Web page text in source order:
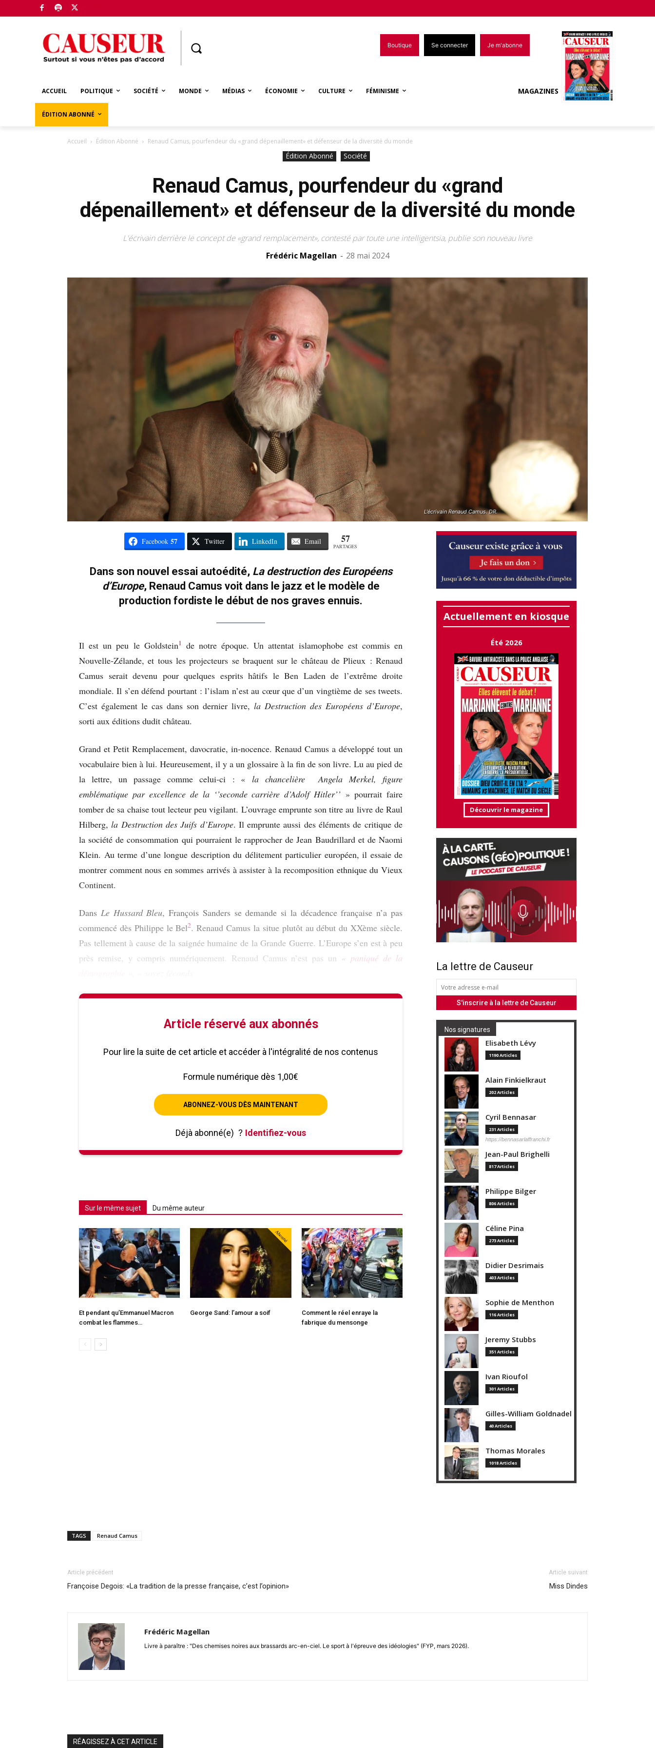
Boutique Se connecter Je m'abonne
ACCUEIL POLITIQUE SOCIÉTÉ MONDE MÉDIAS ÉCONOMIE CULTURE FÉMINISME
ÉDITION ABONNÉ
MAGAZINES
Accueil Édition Abonné Renaud Camus, pourfendeur du «grand dépenaillement» et défenseur de la diversité du monde
Édition Abonné Société
Renaud Camus, pourfendeur du «grand
dépenaillement» et défenseur de la diversité du monde
L'écrivain derrière le concept de «grand remplacement», contesté par toute une intelligentsia, publie son nouveau livre
Frédéric Magellan - 28 mai 2024
L'écrivain Renaud Camus. DR.
Facebook 57 Twitter LinkedIn Email 57
PARTAGES
Dans son nouvel essai autoédité, La destruction des Européens
d’Europe, Renaud Camus voit dans le jazz et le modèle de
production fordiste le début de nos graves ennuis.
Il est un peu le Goldstein1
de notre époque. Un attentat islamophobe est commis en
Nouvelle-Zélande, et tous les projecteurs se braquent sur le château de Plieux : Renaud
Camus serait devenu pour quelques esprits hâtifs le Ben Laden de l’extrême droite
mondiale. Il s’en défend pourtant : l’islam n’est au cœur que d’un vingtième de ses tweets.
C’est également le cas dans son dernier livre, la Destruction des Européens d’Europe,
sorti aux éditions dudit château.
Grand et Petit Remplacement, davocratie, in-nocence. Renaud Camus a développé tout un
vocabulaire bien à lui. Heureusement, il y a un glossaire à la fin de son livre. Lu au pied de
la lettre, un passage comme celui-ci : «la chancelière Angela Merkel, figure
emblématique par excellence de la ‘’seconde carrière d’Adolf Hitler’’ » pourrait faire
tomber de sa chaise tout lecteur peu vigilant. L’ouvrage emprunte son titre au livre de Raul
Hilberg,la Destruction des Juifs d’Europe. Il emprunte aussi des éléments de critique de
la société de consommation qui pourraient le rapprocher de Jean Baudrillard et de Naomi
Klein. Au terme d’une longue description du délitement particulier européen, il essaie de
montrer comment nous en sommes arrivés à assister à la recomposition ethnique du Vieux
Continent.
Dans Le Hussard Bleu, François Sanders se demande si la décadence française n’a pas
commencé dès Philippe le Bel2. Renaud Camus la situe plutôt au début du XXème siècle.
Pas tellement à cause de la saignée humaine de la Grande Guerre. L’Europe s’en est à peu
près remise, y compris numériquement. Renaud Camus n’est pas un « paniqué de la
Article réservé aux abonnés
Pour lire la suite de cet article et accéder à l'intégralité de nos contenus
Formule numérique dès 1,00€
ABONNEZ-VOUS DÈS MAINTENANT
Déjà abonné(e) ? Identifiez-vous
Sur le même sujet Du même auteur
Et pendant qu’Emmanuel Macron
combat les flammes…
Abonné
George Sand: l’amour a soif
Comment le réel enraye la
fabrique du mensonge
Actuellement en kiosque
Été 2026
Découvrir le magazine
La lettre de Causeur
Nos signatures
Elisabeth Lévy
1190 Articles
Alain Finkielkraut
202 Articles
Cyril Bennasar
231 Articles
https://bennasarlaffranchi.fr
Jean-Paul Brighelli
817 Articles
Philippe Bilger
806 Articles
Céline Pina
273 Articles
Didier Desrimais
403 Articles
Sophie de Menthon
116 Articles
Jeremy Stubbs
351 Articles
Ivan Rioufol
301 Articles
Gilles-William Goldnadel
40 Articles
Thomas Morales
1018 Articles
TAGS Renaud Camus
Article précédent
Françoise Degois: «La tradition de la presse française, c’est l’opinion»
Article suivant
Miss Dindes
Frédéric Magellan
Livre à paraître : "Des chemises noires aux brassards arc-en-ciel. Le sport à l'épreuve des idéologies" (FYP, mars 2026).
RÉAGISSEZ À CET ARTICLE